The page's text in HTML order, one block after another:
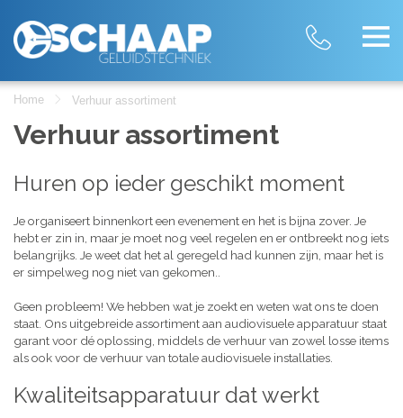
Home Verhuur assortiment
Verhuur assortiment
Huren op ieder geschikt moment
Je organiseert binnenkort een evenement en het is bijna zover. Je
hebt er zin in, maar je moet nog veel regelen en er ontbreekt nog iets
belangrijks. Je weet dat het al geregeld had kunnen zijn, maar het is
er simpelweg nog niet van gekomen..
Geen probleem! We hebben wat je zoekt en weten wat ons te doen
staat. Ons uitgebreide assortiment aan audiovisuele apparatuur staat
garant voor dé oplossing, middels de verhuur van zowel losse items
als ook voor de verhuur van totale audiovisuele installaties.
Kwaliteitsapparatuur dat werkt